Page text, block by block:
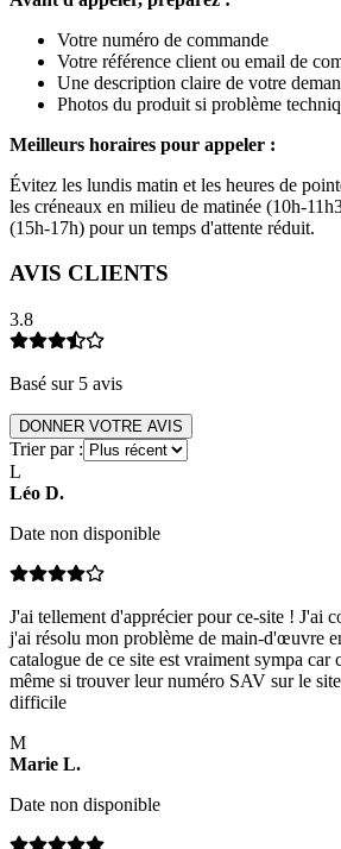
Votre numéro de commande
Votre référence client ou email de
Une description claire de votre
Photos du produit si problème
Meilleurs horaires pour appeler :
Évitez les lundis matin et les heures de
les créneaux en milieu de matinée (10h-
(15h-17h) pour un temps d'attente réduit.
AVIS CLIENTS
3.8
Basé sur 5 avis
DONNER VOTRE AVIS
Trier par :
L
Léo D.
Date non disponible
J'ai tellement d'apprécier pour ce-site ! J'ai
j'ai résolu mon problème de main-d'œuvre
catalogue de ce site est vraiment sympa car
même si trouver leur numéro SAV sur le
difficile
M
Marie L.
Date non disponible